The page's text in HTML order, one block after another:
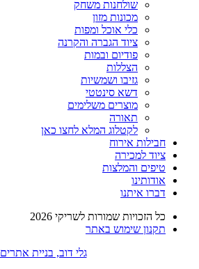
שולחנות משחק
מכונות מזון
כלי אוכל ומפות
ציוד הגברה והקרנה
פודיום ובמות
הצללות
גזיבו ושמשיות
דשא סינטטי
מוצרים משלימים
תאורה
לקטלוג המלא לחצו כאן
חבילות אירוח
ציוד למכירה
טיפים והמלצות
אודותינו
דברו איתנו
כל הזכויות שמורות לשריקי 2026
תקנון שימוש באתר
גלי דוב, בניית אתרים